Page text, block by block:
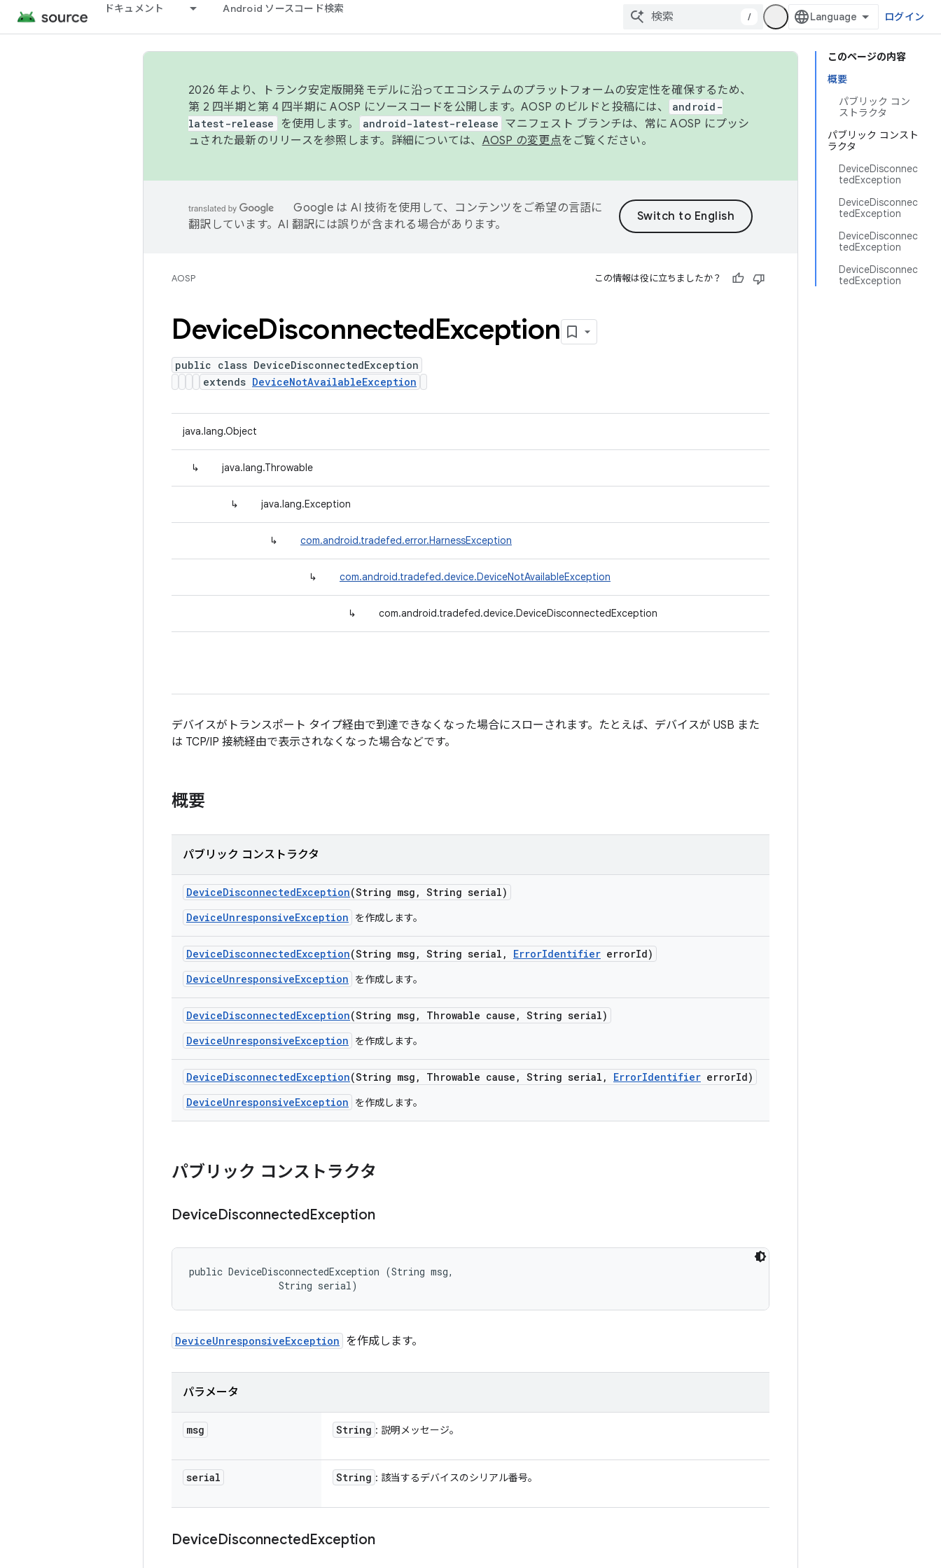
ドキュメント Android ソースコード検索
/ ログイン
このページの内容
概要
パブリック コン
ストラクタ
パブリック コンスト
ラクタ
DeviceDisconnec
tedException
DeviceDisconnec
tedException
DeviceDisconnec
tedException
DeviceDisconnec
tedException
2026 年より、トランク安定版開発モデルに沿ってエコシステムのプラットフォームの安定性を確保するため、
第 2 四半期と第 4 四半期に AOSP にソースコードを公開します。AOSP のビルドと投稿には、
android-
latest-release
を使用します。 android-latest-release マニフェスト ブランチは、常に AOSP にプッシ
ュされた最新のリリースを参照します。詳細については、 AOSP の変更点をご覧ください。
Google は AI 技術を使用して、コンテンツをご希望の言語に
翻訳しています。AI 翻訳には誤りが含まれる場合があります。
AOSP この情報は役に立ちましたか？
DeviceDisconnectedException
public class DeviceDisconnectedException
extends DeviceNotAvailableException
java.lang.Object
↳ java.lang.Throwable
↳ java.lang.Exception
↳ com.android.tradefed.error.HarnessException
↳ com.android.tradefed.device.DeviceNotAvailableException
↳ com.android.tradefed.device.DeviceDisconnectedException
デバイスがトランスポート タイプ経由で到達できなくなった場合にスローされます。たとえば、デバイスが USB また
は TCP/IP 接続経由で表示されなくなった場合などです。
概要
パブリック コンストラクタ
DeviceDisconnectedException(String msg , String serial)
DeviceUnresponsiveException
を作成します。
DeviceDisconnectedException(String msg , String serial , ErrorIdentifier errorId)
DeviceUnresponsiveException
を作成します。
DeviceDisconnectedException(String msg , Throwable cause , String serial)
DeviceUnresponsiveException
を作成します。
DeviceDisconnectedException(String msg , Throwable cause , String serial , ErrorIdentifier errorId)
DeviceUnresponsiveException
を作成します。
パブリック コンストラクタ
DeviceDisconnectedException
public DeviceDisconnectedException (String msg,
                String serial)
DeviceUnresponsiveException を作成します。
パラメータ
msg String : 説明メッセージ。
serial String : 該当するデバイスのシリアル番号。
DeviceDisconnectedException